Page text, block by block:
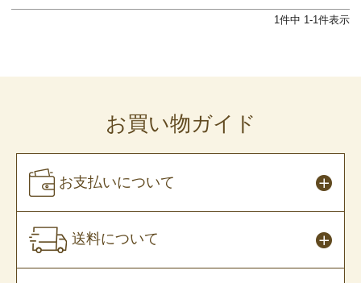
1件中 1-1件表示
お買い物ガイド
お支払いについて
送料について